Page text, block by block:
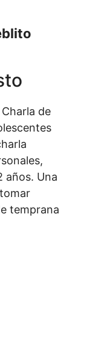
Charla de
años. Una
temprana